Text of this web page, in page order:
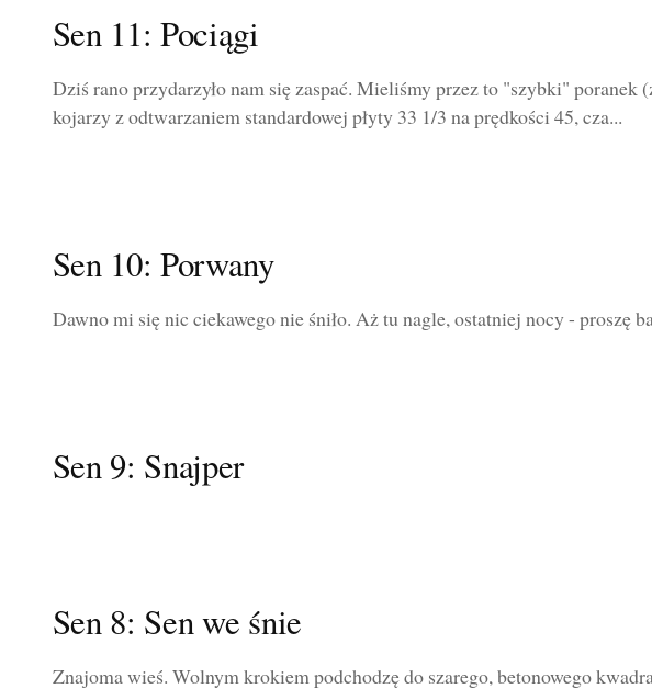
Sen 11: Pociągi
Dziś rano przydarzyło nam się zaspać. Mieliśmy przez to "szybki" poranek
kojarzy z odtwarzaniem standardowej płyty 33 1/3 na prędkości 45, cza...
Sen 10: Porwany
Dawno mi się nic ciekawego nie śniło. Aż tu nagle, ostatniej nocy - proszę
Sen 9: Snajper
Sen 8: Sen we śnie
Znajoma wieś. Wolnym krokiem podchodzę do szarego, betonowego